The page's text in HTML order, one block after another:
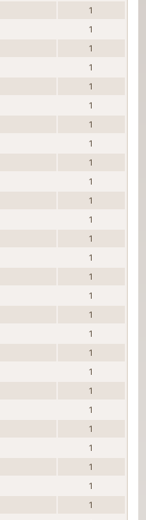
1
1
1
1
1
1
1
1
1
1
1
1
1
1
1
1
1
1
1
1
1
1
1
1
1
1
1